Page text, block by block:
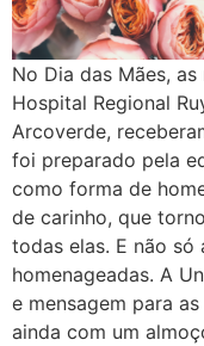
No Dia das Mães,
Hospital Regional
Arcoverde,
foi preparado pela
como forma de
de carinho, que
todas elas. E não só
homenageadas. A
e mensagem para
ainda com um